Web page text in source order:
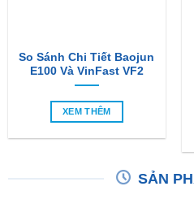
So Sánh Chi Tiết Baojun
E100 Và VinFast VF2
XEM THÊM
SẢN